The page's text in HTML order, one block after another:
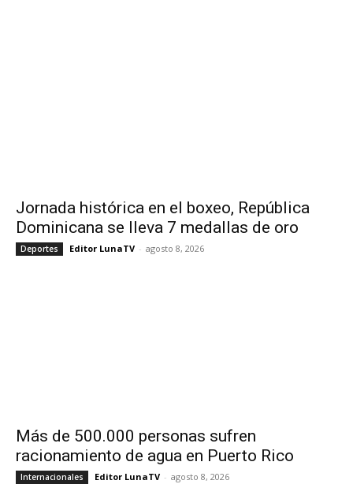
Jornada histórica en el boxeo, República
Dominicana se lleva 7 medallas de oro
Deportes Editor LunaTV - agosto 8, 2026
Más de 500.000 personas sufren
racionamiento de agua en Puerto Rico
Internacionales Editor LunaTV - agosto 8, 2026